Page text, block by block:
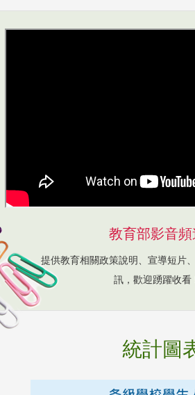
教育部影音頻
提供教育相關政策說明、宣導短片
訊，歡迎踴躍收看
統計圖